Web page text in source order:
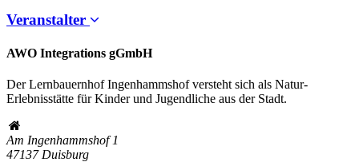
Veranstalter
AWO Integrations gGmbH
Der Lernbauernhof Ingenhammshof versteht sich als Natur-
Erlebnisstätte für Kinder und Jugendliche aus der Stadt.
Am Ingenhammshof 1
47137 Duisburg